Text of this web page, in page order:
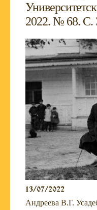
2022. № 68. С.
13/07/2022
Андреева В.Г.